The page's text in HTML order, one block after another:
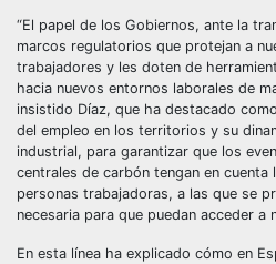
“El papel de los Gobiernos, ante la
marcos regulatorios que protejan a
trabajadores y les doten de
hacia nuevos entornos laborales de
insistido Díaz, que ha destacado
del empleo en los territorios y su
industrial, para garantizar que los
centrales de carbón tengan en cuenta
personas trabajadoras, a las que se
necesaria para que puedan acceder a
En esta línea ha explicado cómo en